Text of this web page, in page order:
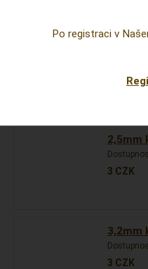
CZK
2,5mm
3 CZK
3,2mm
3 CZK
Po registraci v